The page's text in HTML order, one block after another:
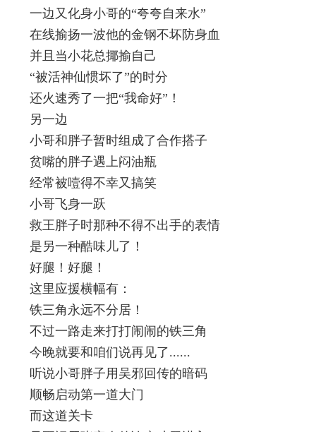
一边又化身小哥的“夸夸自来水”
在线揄扬一波他的金钢不坏防身血
并且当小花总揶揄自己
“被活神仙惯坏了”的时分
还火速秀了一把“我命好”！
另一边
小哥和胖子暂时组成了合作搭子
贫嘴的胖子遇上闷油瓶
经常被噎得不幸又搞笑
小哥飞身一跃
救王胖子时那种不得不出手的表情
是另一种酷味儿了！
好腿！好腿！
这里应援横幅有：
铁三角永远不分居！
不过一路走来打打闹闹的铁三角
今晚就要和咱们说再见了......
听说小哥胖子用吴邪回传的暗码
顺畅启动第一道大门
而这道关卡